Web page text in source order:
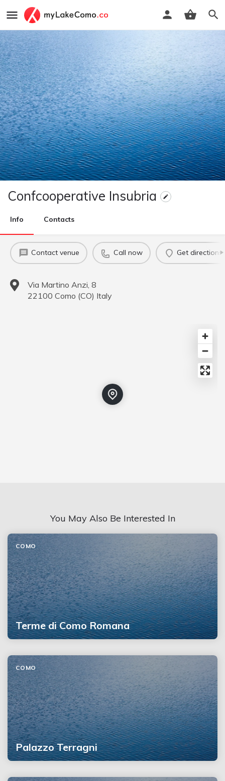
Confcooperative Insubria
Info Contacts
Contact venue Call now Get directions
Via Martino Anzi, 8
22100 Como (CO) Italy
You May Also Be Interested In
Terme di Como Romana
COMO
Palazzo Terragni
COMO